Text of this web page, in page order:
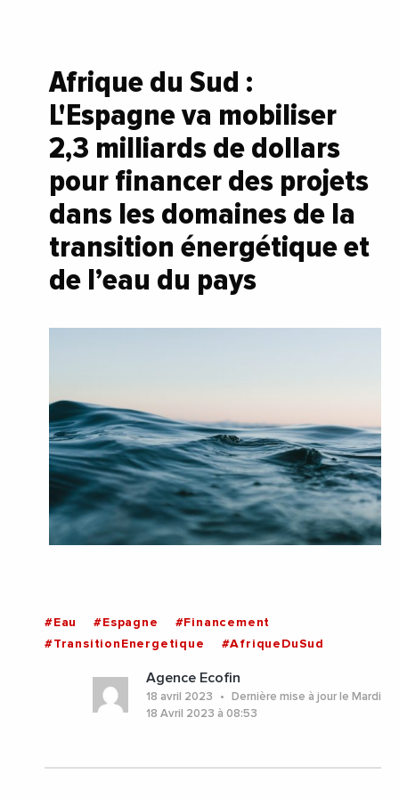
Afrique du Sud :
L'Espagne va mobiliser
2,3 milliards de dollars
pour financer des projets
dans les domaines de la
transition énergétique et
de l’eau du pays
#Eau #Espagne
#Financement
#TransitionEnergetique
#AfriqueDuSud
Agence Ecofin
18 avril 2023
Dernière mise à jour le Mardi
18 Avril 2023 à 08:53